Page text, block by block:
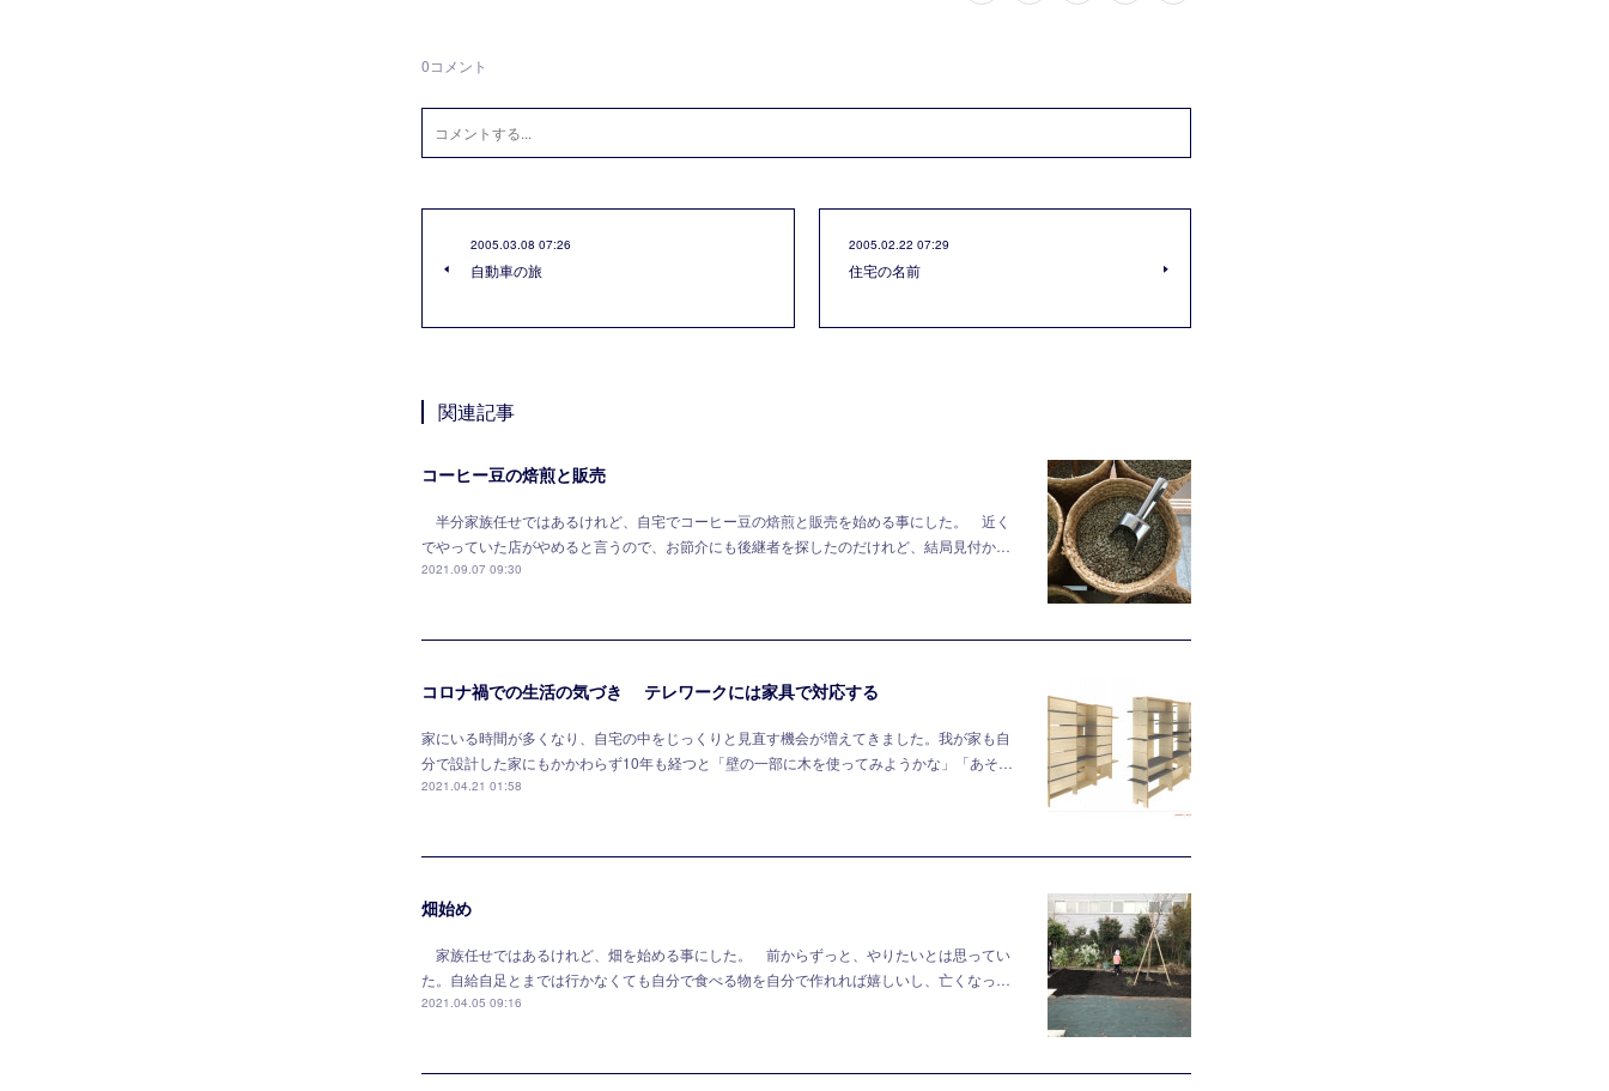
0コメント
2005.03.08 07:26
自動車の旅
2005.02.22 07:29
住宅の名前
関連記事
コーヒー豆の焙煎と販売
半分家族任せではあるけれど、自宅でコーヒー豆の焙煎と販売を始める事にした。 近く
でやっていた店がやめると言うので、お節介にも後継者を探したのだけれど、結局見付か…
2021.09.07 09:30
コロナ禍での生活の気づき テレワークには家具で対応する
家にいる時間が多くなり、自宅の中をじっくりと見直す機会が増えてきました。我が家も自
分で設計した家にもかかわらず10年も経つと「壁の一部に木を使ってみようかな」「あそ…
2021.04.21 01:58
畑始め
家族任せではあるけれど、畑を始める事にした。 前からずっと、やりたいとは思ってい
た。自給自足とまでは行かなくても自分で食べる物を自分で作れれば嬉しいし、亡くなっ…
2021.04.05 09:16